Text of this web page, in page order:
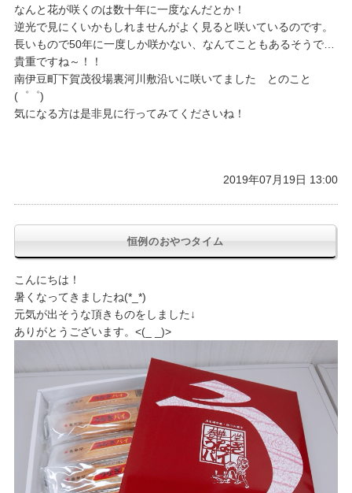
なんと花が咲くのは数十年に一度なんだとか！
逆光で見にくいかもしれませんがよく見ると咲いているのです。
長いもので50年に一度しか咲かない、なんてこともあるそうで…
貴重ですね～！！
南伊豆町下賀茂役場裏河川敷沿いに咲いてました とのこと
(゜゜)
気になる方は是非見に行ってみてくださいね！
2019年07月19日 13:00
恒例のおやつタイム
こんにちは！
暑くなってきましたね(*_*)
元気が出そうな頂きものをしました↓
ありがとうございます。<(_ _)>